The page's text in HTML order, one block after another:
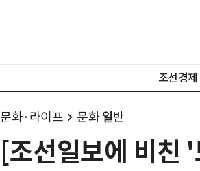
조선경제
문화·라이프 문화 일반
[조선일보에 비